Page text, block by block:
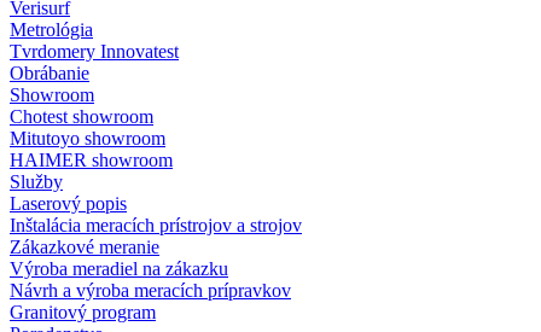
Verisurf
Metrológia
Tvrdomery Innovatest
Obrábanie
Showroom
Chotest showroom
Mitutoyo showroom
HAIMER showroom
Služby
Laserový popis
Inštalácia meracích prístrojov a strojov
Zákazkové meranie
Výroba meradiel na zákazku
Návrh a výroba meracích prípravkov
Granitový program